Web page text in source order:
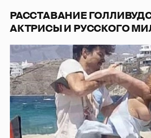
РАССТАВАНИЕ
АКТРИСЫ И РУССКОГО